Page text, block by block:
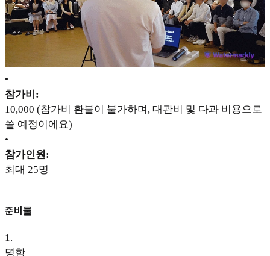
•
참가비:
10,000 (참가비 환불이 불가하며, 대관비 및 다과 비용으로
쓸 예정이에요)
•
참가인원:
최대 25명
준비물
1 .
명함